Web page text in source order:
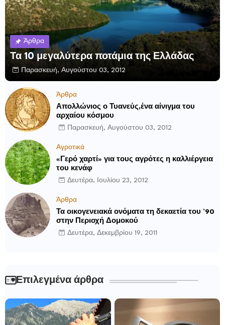
Άρθρα
Τα 10 μεγαλύτερα ποτάμια της Ελλάδας
Παρασκευή, Αυγούστου 03, 2012
Άρθρα
Απολλώνιος ο Τυανεύς,ένα αίνιγμα του
αρχαίου κόσμου
Παρασκευή, Αυγούστου 03, 2012
Αγροτικά
«Γερό χαρτί» για τους αγρότες η καλλιέργεια
του κενάφ
Δευτέρα, Ιουλίου 23, 2012
Άρθρα
Τα οικογενειακά ονόματα τη δεκαετία του ’90
στην Περιοχή Δομοκού
Δευτέρα, Δεκεμβρίου 19, 2011
Επιλεγμένα άρθρα